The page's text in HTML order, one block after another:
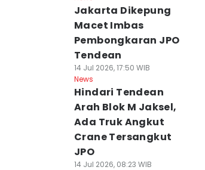
Jakarta Dikepung
Macet Imbas
Pembongkaran JPO
Tendean
14 Jul 2026, 17:50 WIB
News
Hindari Tendean
Arah Blok M Jaksel,
Ada Truk Angkut
Crane Tersangkut
JPO
14 Jul 2026, 08:23 WIB